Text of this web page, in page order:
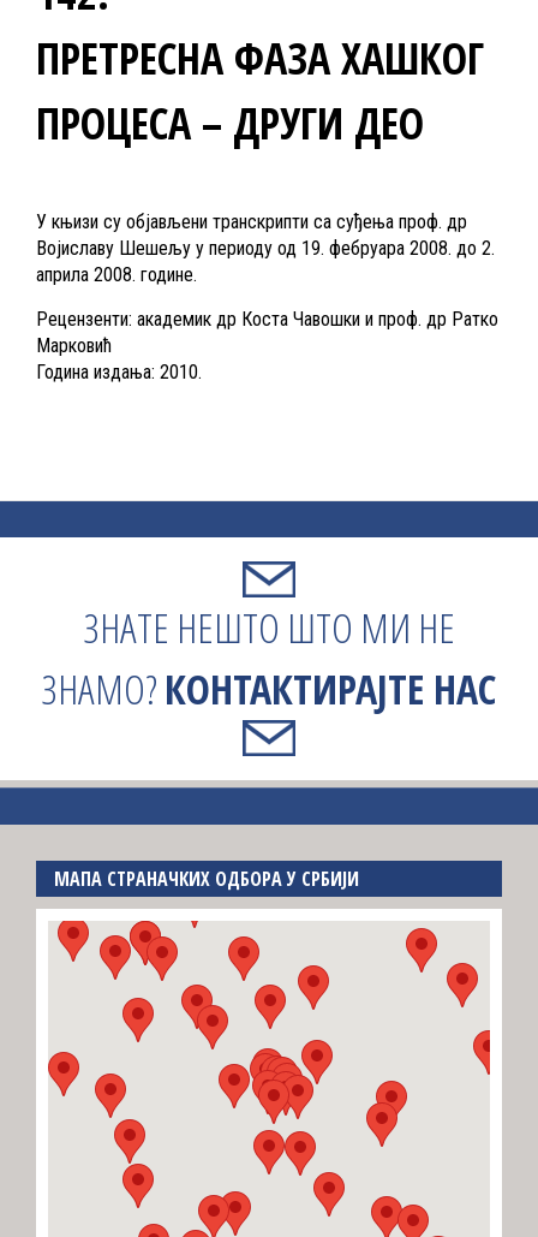
ПРЕТРЕСНА ФАЗА ХАШКОГ
ПРОЦЕСА – ДРУГИ ДЕО
У књизи су објављени транскрипти са суђења проф. др
Војиславу Шешељу у периоду од 19. фебруара 2008. до 2.
априла 2008. године.
Рецензенти: академик др Коста Чавошки и проф. др Ратко
Марковић
Година издања: 2010.
ЗНАТЕ НЕШТО ШТО МИ НЕ
ЗНАМО?КОНТАКТИРАЈТЕ НАС
МАПА СТРАНАЧКИХ ОДБОРА У СРБИЈИ